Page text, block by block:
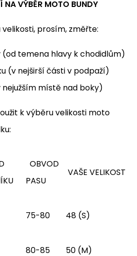
NA VÝBĚR MOTO BUNDY
prosím, změřte:
(od temena hlavy k chodidlům)
(v nejširší části v podpaží)
místě nad boky)
k výběru velikosti moto
OBVOD
PASU
VAŠE VELIKOST
75-80 48 (S)
80-85 50 (M)